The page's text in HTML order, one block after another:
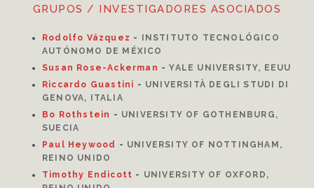
GRUPOS / INVESTIGADORES ASOCIADOS
Rodolfo Vázquez -
INSTITUTO TECNOLÓGICO
AUTÓNOMO DE MÉXICO
Susan Rose-Ackerman -YALE UNIVERSITY, EEUU
Riccardo Guastini - UNIVERSITÀ DEGLI STUDI DI
GENOVA, ITALIA
Bo Rothstein - UNIVERSITY OF GOTHENBURG,
SUECIA
Paul Heywood - UNIVERSITY OF NOTTINGHAM,
REINO UNIDO
Timothy Endicott - UNIVERSITY OF OXFORD,